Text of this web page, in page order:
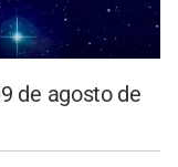
de agosto de